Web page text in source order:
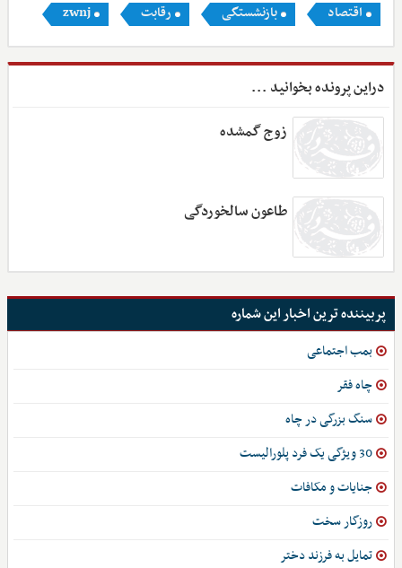
اقتصاد بازنشستگی رقابت zwnj
دراین پرونده بخوانید ...
زوج گمشده
طاعون سالخوردگی
پربیننده ترین اخبار این شماره
بمب اجتماعی
چاه فقر
سنگ بزرگی در چاه
30 ویژگی یک فرد پلورالیست
جنایات و مکافات
روزگار سخت
تمایل به فرزند دختر